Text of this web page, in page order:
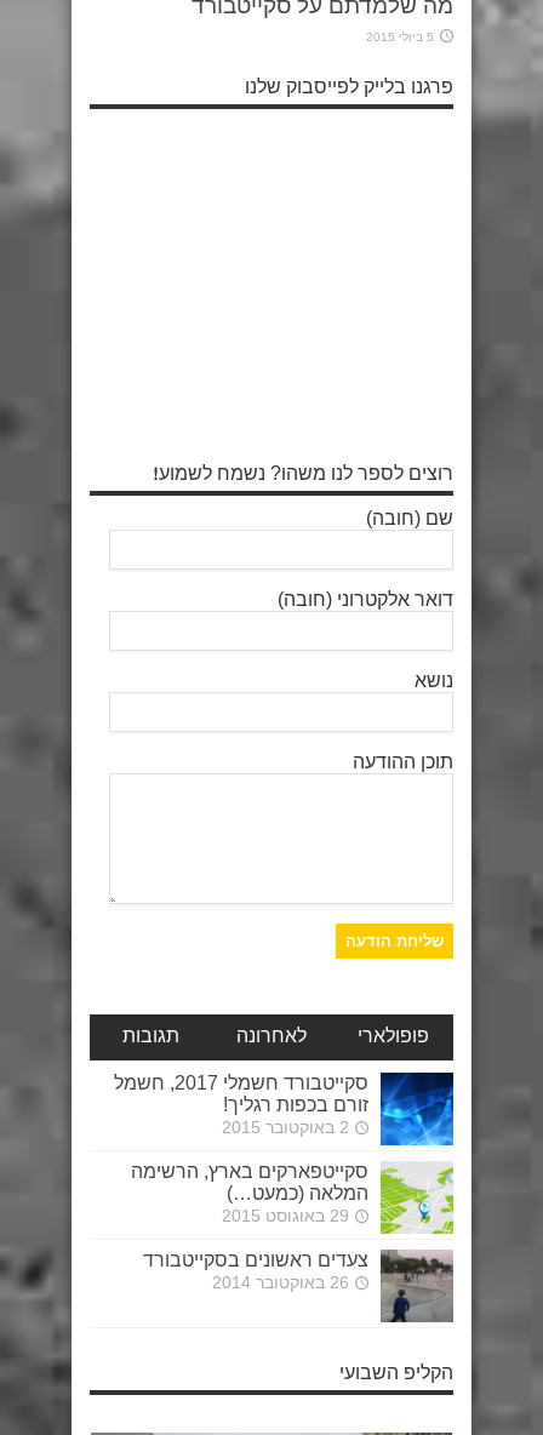
5 ביולי 2015
פרגנו בלייק לפייסבוק שלנו
רוצים לספר לנו משהו? נשמח לשמוע!
שם (חובה)
דואר אלקטרוני (חובה)
נושא
תוכן ההודעה
פופולארי לאחרונה תגובות
סקייטבורד חשמלי 2017, חשמל
זורם בכפות רגליך!
2 באוקטובר 2015
סקייטפארקים בארץ, הרשימה
המלאה (כמעט…)
29 באוגוסט 2015
צעדים ראשונים בסקייטבורד
26 באוקטובר 2014
הקליפ השבועי